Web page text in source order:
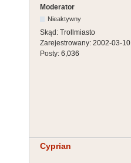
Moderator
Nieaktywny
Skąd: Trollmiasto
Zarejestrowany: 2002-03-10
Posty: 6,036
Cyprian